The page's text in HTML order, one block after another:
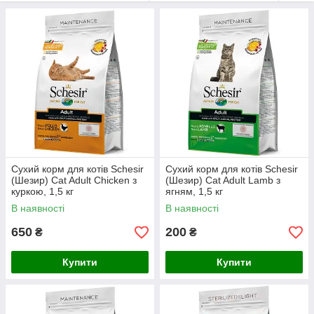
кішок і собак.
Сухий корм для котів Schesir
(Шезир) Cat Adult Chicken з
куркою, 1,5 кг
В наявності
650 ₴
Купити
Сухий корм для котів Schesir
(Шезир) Cat Adult Lamb з
ягням, 1,5 кг
В наявності
200 ₴
Купити